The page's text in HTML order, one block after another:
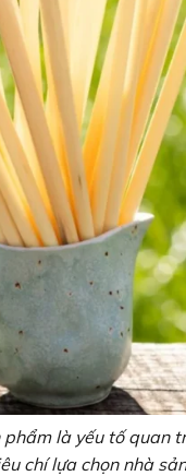
phẩm là yếu tố quan
chí lựa chọn nhà